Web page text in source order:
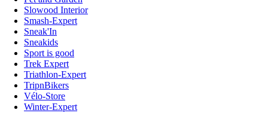
Slowood Interior
Smash-Expert
Sneak'In
Sneakids
Sport is good
Trek Expert
Triathlon-Expert
TripnBikers
Vélo-Store
Winter-Expert